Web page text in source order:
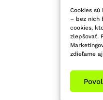
Cookies
– bez nich
cookies,
zlepšovať.
zdieľame